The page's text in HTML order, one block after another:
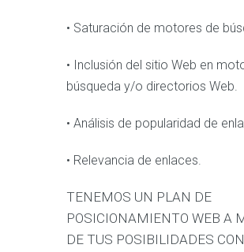
• Saturación de motores de
• Inclusión del sitio Web en
búsqueda y/o directorios Web.
• Análisis de popularidad de
• Relevancia de enlaces.
TENEMOS UN PLAN DE
POSICIONAMIENTO WEB A
DE TUS POSIBILIDADES